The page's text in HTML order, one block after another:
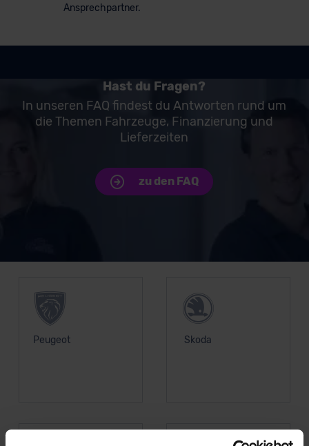
Ansprechpartner.
Hast du Fragen?
In unseren FAQ findest du Antworten rund um
die Themen Fahrzeuge, Finanzierung und
Lieferzeiten
zu den FAQ
Peugeot Skoda